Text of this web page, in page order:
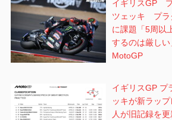
イギリスGP
ツェッキ プラ
に課題「5周以
するのは厳しい
MotoGP
イギリスGP
ッキが新ラッ
人が旧記録を更